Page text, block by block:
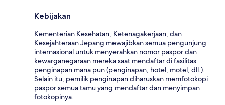
Kebijakan
Kementerian Kesehatan, Ketenagakerjaan, dan
Kesejahteraan Jepang mewajibkan semua pengunjung
internasional untuk menyerahkan nomor paspor dan
kewarganegaraan mereka saat mendaftar di fasilitas
penginapan mana pun (penginapan, hotel, motel, dll.).
Selain itu, pemilik penginapan diharuskan memfotokopi
paspor semua tamu yang mendaftar dan menyimpan
fotokopinya.